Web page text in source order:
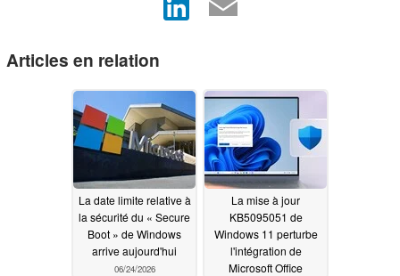
Articles en relation
La date limite relative à
la sécurité du « Secure
Boot » de Windows
arrive aujourd'hui
06/24/2026
La mise à jour
KB5095051 de
Windows 11 perturbe
l'intégration de
Microsoft Office